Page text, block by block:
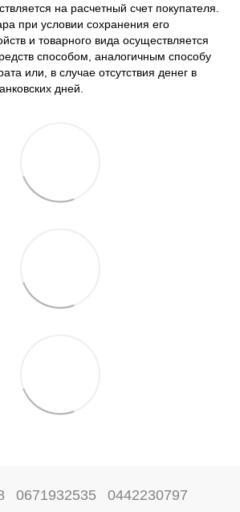
на расчетный счет покупателя.
при условии сохранения его
и товарного вида осуществляется
способом, аналогичным способу
или, в случае отсутствия денег в
дней.
0671932535 0442230797